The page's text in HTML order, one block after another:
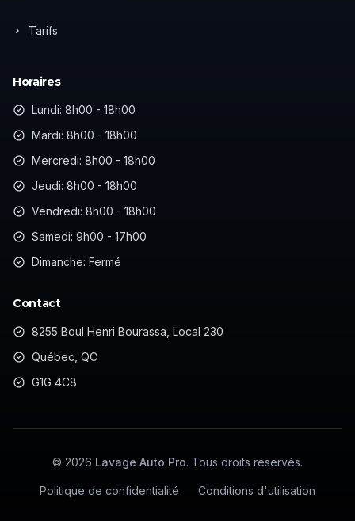
Tarifs
Horaires
Lundi: 8h00 - 18h00
Mardi: 8h00 - 18h00
Mercredi: 8h00 - 18h00
Jeudi: 8h00 - 18h00
Vendredi: 8h00 - 18h00
Samedi: 9h00 - 17h00
Dimanche: Fermé
Contact
8255 Boul Henri Bourassa, Local 230
Québec, QC
G1G 4C8
© 2026 Lavage Auto Pro. Tous droits réservés.
Politique de confidentialité Conditions d'utilisation